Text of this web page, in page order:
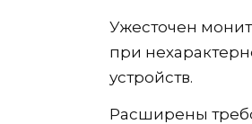
Ужесточен
при
устройств.
Расширены